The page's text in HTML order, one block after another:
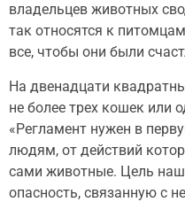
владельцев животных
так относятся к
все, чтобы они были
На двенадцати
не более трех кошек или
«Регламент нужен в
людям, от действий
сами животные. Цель
опасность, связанную с